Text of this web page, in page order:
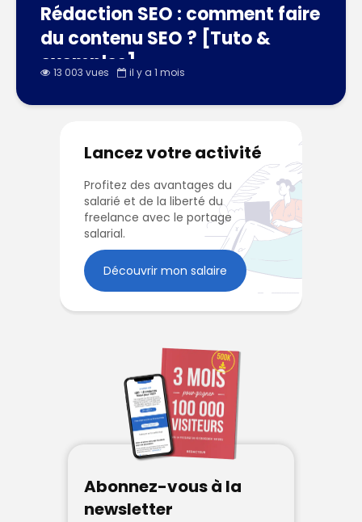
Rédaction SEO : comment faire
du contenu SEO ? [Tuto &
exemples]
13 003 vues il y a 1 mois
Lancez votre activité
Profitez des avantages du
salarié et de la liberté du
freelance avec le portage
salarial.
Découvrir mon salaire
Abonnez-vous à la
newsletter